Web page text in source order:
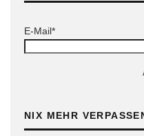
E-Mail*
NIX MEHR